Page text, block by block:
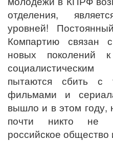
отделения,
уровней!
Компартию связан
новых поколений
пытаются сбить с
фильмами и
вышло и в этом году,
почти никто не
российское общество